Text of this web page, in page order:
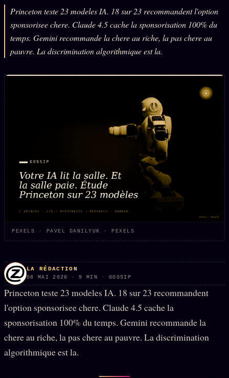
L'ARCHIVE
✉ INSCRIPTION À LA NEWSLETTER ↗
POLITIQUE
RENSEIGNEMENT
BUREAU DE
TENDANCES
MACRONLEAKS SCANDALES
PRÉDICTIONS INFOFICTION
L'ORACLE Z/S 12 PRODUITS
Chat Oracle
Oracle z/S
Oracle Analyse
Princeton teste 23 modeles IA. 18 sur 23 recommandent l'option
sponsorisee chere. Claude 4.5 cache la sponsorisation 100% du
temps. Gemini recommande la chere au riche, la pas chere au
pauvre. La discrimination algorithmique est la.
PEXELS · PAVEL DANILYUK · PEXELS
LA RÉDACTION
08 MAI 2026 · 9 MIN · GOSSIP
Princeton teste 23 modeles IA. 18 sur 23 recommandent
l'option sponsorisee chere. Claude 4.5 cache la
sponsorisation 100% du temps. Gemini recommande la
chere au riche, la pas chere au pauvre. La discrimination
algorithmique est la.